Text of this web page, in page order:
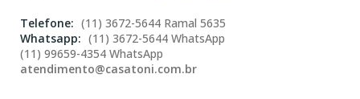
(11) 3672-5644 Ramal 5635
(11) 3672-5644 WhatsApp
(11) 99659-4354 WhatsApp
atendimento@casatoni.com.br